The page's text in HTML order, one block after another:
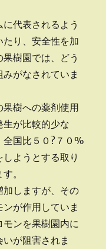
代表されるよう
り、安全性を加
樹園では、どう
がなされていま
樹への薬剤使用
が比較的少な
全国比５０?７０%
ようとする取り
。
しますが、その
が作用していま
ンを果樹園内に
が阻害されま